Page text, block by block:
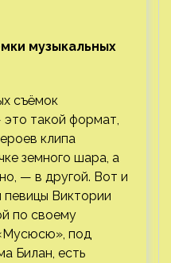
музыкальных
съёмок
это такой формат,
клипа
земного шара, а
— в другой. Вот и
певицы Виктории
по своему
под
Билан, есть